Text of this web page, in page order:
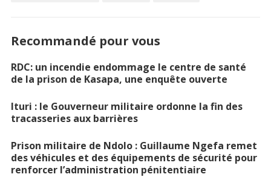
Recommandé pour vous
RDC: un incendie endommage le centre de santé
de la prison de Kasapa, une enquête ouverte
Ituri : le Gouverneur militaire ordonne la fin des
tracasseries aux barrières
Prison militaire de Ndolo : Guillaume Ngefa remet
des véhicules et des équipements de sécurité pour
renforcer l’administration pénitentiaire